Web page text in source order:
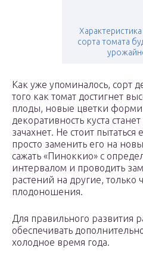
сорта томата
Как уже упоминалось, сорт
того как томат достигнет
плоды, новые цветки
декоративность куста
зачахнет. Не стоит пытаться
просто заменить его на
сажать «Пиноккио» с
интервалом и проводить
растений на другие, только
плодоношения.
Для правильного развития
обеспечивать
холодное время года.